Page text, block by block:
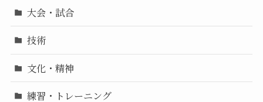
大会・試合
技術
文化・精神
練習・トレーニング